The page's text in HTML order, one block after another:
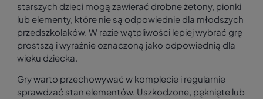
starszych dzieci mogą zawierać drobne żetony, pionki
lub elementy, które nie są odpowiednie dla młodszych
przedszkolaków. W razie wątpliwości lepiej wybrać grę
prostszą i wyraźnie oznaczoną jako odpowiednią dla
wieku dziecka.
Gry warto przechowywać w komplecie i regularnie
sprawdzać stan elementów. Uszkodzone, pęknięte lub